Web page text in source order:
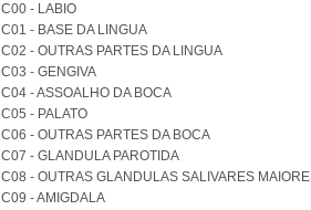
C00 - LABIO
C01 - BASE DA LINGUA
C02 - OUTRAS PARTES DA LINGUA
C03 - GENGIVA
C04 - ASSOALHO DA BOCA
C05 - PALATO
C06 - OUTRAS PARTES DA BOCA
C07 - GLANDULA PAROTIDA
C08 - OUTRAS GLANDULAS SALIVARES
C09 - AMIGDALA